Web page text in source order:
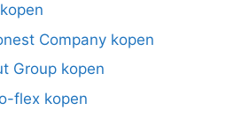
Company kopen
Group kopen
flex kopen